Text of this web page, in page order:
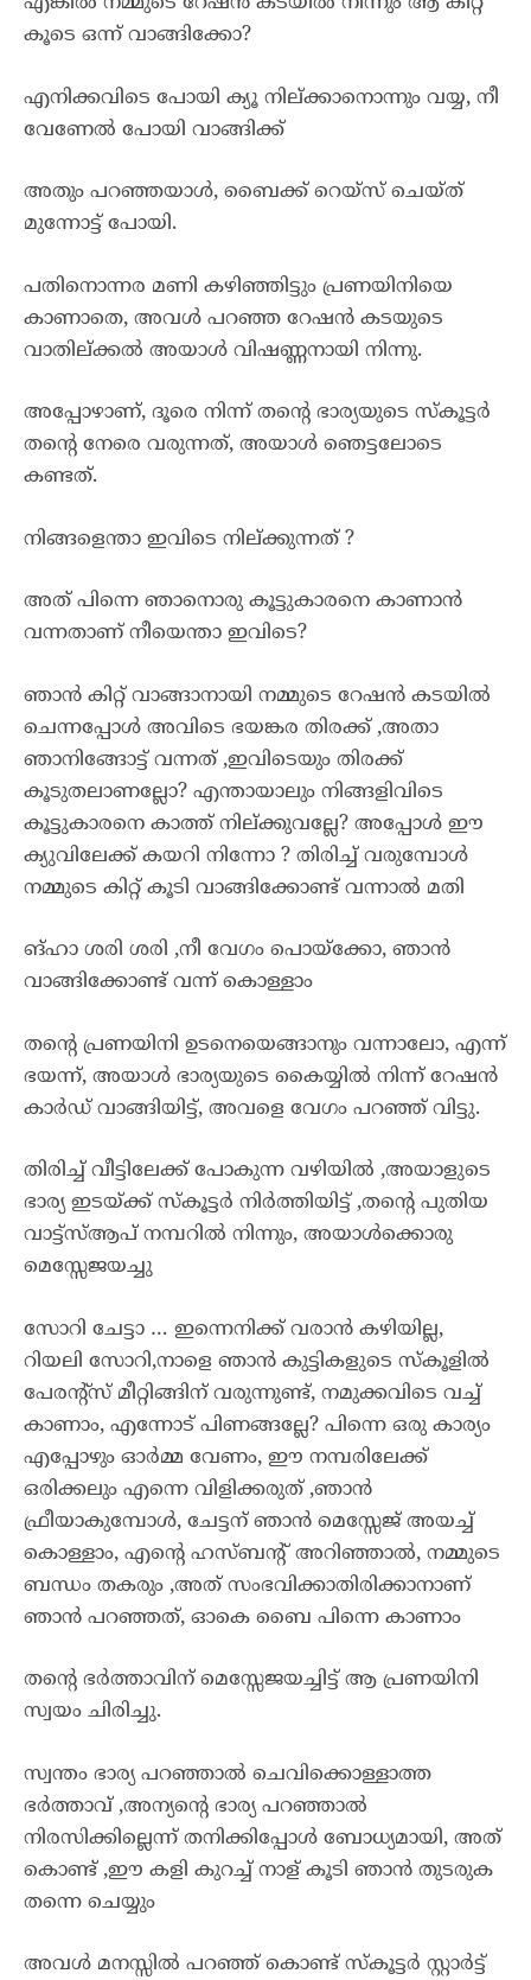
കൂടെ ഒന്ന് വാങ്ങിക്കോ?
എനിക്കവിടെ പോയി ക്യൂ നില്ക്കാനൊന്നും വയ്യ, നീ
വേണേൽ പോയി വാങ്ങിക്ക്
അതും പറഞ്ഞയാൾ, ബൈക്ക് റെയ്സ് ചെയ്ത്
മുന്നോട്ട് പോയി.
പതിനൊന്നര മണി കഴിഞ്ഞിട്ടും പ്രണയിനിയെ
കാണാതെ, അവൾ പറഞ്ഞ റേഷൻ കടയുടെ
വാതില്ക്കൽ അയാൾ വിഷണ്ണനായി നിന്നു.
അപ്പോഴാണ്, ദൂരെ നിന്ന് തൻ്റെ ഭാര്യയുടെ സ്കൂട്ടർ
തൻ്റെ നേരെ വരുന്നത്, അയാൾ ഞെട്ടലോടെ
കണ്ടത്.
നിങ്ങളെന്താ ഇവിടെ നില്ക്കുന്നത് ?
അത് പിന്നെ ഞാനൊരു കൂട്ടുകാരനെ കാണാൻ
വന്നതാണ് നീയെന്താ ഇവിടെ?
ഞാൻ കിറ്റ് വാങ്ങാനായി നമ്മുടെ റേഷൻ കടയിൽ
ചെന്നപ്പോൾ അവിടെ ഭയങ്കര തിരക്ക് ,അതാ
ഞാനിങ്ങോട്ട് വന്നത് ,ഇവിടെയും തിരക്ക്
കൂടുതലാണല്ലോ? എന്തായാലും നിങ്ങളിവിടെ
കൂട്ടുകാരനെ കാത്ത് നില്ക്കുവല്ലേ? അപ്പോൾ ഈ
ക്യുവിലേക്ക് കയറി നിന്നോ ? തിരിച്ച് വരുമ്പോൾ
നമ്മുടെ കിറ്റ് കൂടി വാങ്ങിക്കോണ്ട് വന്നാൽ മതി
ങ്ഹാ ശരി ശരി ,നീ വേഗം പൊയ്ക്കോ, ഞാൻ
വാങ്ങിക്കോണ്ട് വന്ന് കൊള്ളാം
തൻ്റെ പ്രണയിനി ഉടനെയെങ്ങാനും വന്നാലോ, എന്ന്
ഭയന്ന്, അയാൾ ഭാര്യയുടെ കൈയ്യിൽ നിന്ന് റേഷൻ
കാർഡ് വാങ്ങിയിട്ട്, അവളെ വേഗം പറഞ്ഞ് വിട്ടു.
തിരിച്ച് വീട്ടിലേക്ക് പോകുന്ന വഴിയിൽ ,അയാളുടെ
ഭാര്യ ഇടയ്ക്ക് സ്കൂട്ടർ നിർത്തിയിട്ട് ,തൻ്റെ പുതിയ
വാട്ട്സ്ആപ് നമ്പറിൽ നിന്നും, അയാൾക്കൊരു
മെസ്സേജയച്ചു
സോറി ചേട്ടാ … ഇന്നെനിക്ക് വരാൻ കഴിയില്ല,
റിയലി സോറി,നാളെ ഞാൻ കുട്ടികളുടെ സ്കൂളിൽ
പേരൻ്റ്സ് മീറ്റിങ്ങിന് വരുന്നുണ്ട്, നമുക്കവിടെ വച്ച്
കാണാം, എന്നോട് പിണങ്ങല്ലേ? പിന്നെ ഒരു കാര്യം
എപ്പോഴും ഓർമ്മ വേണം, ഈ നമ്പരിലേക്ക്
ഒരിക്കലും എന്നെ വിളിക്കരുത് ,ഞാൻ
ഫ്രീയാകുമ്പോൾ, ചേട്ടന് ഞാൻ മെസ്സേജ് അയച്ച്
കൊള്ളാം, എൻ്റെ ഹസ്ബൻ്റ് അറിഞ്ഞാൽ, നമ്മുടെ
ബന്ധം തകരും ,അത് സംഭവിക്കാതിരിക്കാനാണ്
ഞാൻ പറഞ്ഞത്, ഓകെ ബൈ പിന്നെ കാണാം
തൻ്റെ ഭർത്താവിന് മെസ്സേജയച്ചിട്ട് ആ പ്രണയിനി
സ്വയം ചിരിച്ചു.
സ്വന്തം ഭാര്യ പറഞ്ഞാൽ ചെവിക്കൊള്ളാത്ത
ഭർത്താവ് ,അന്യൻ്റെ ഭാര്യ പറഞ്ഞാൽ
നിരസിക്കില്ലെന്ന് തനിക്കിപ്പോൾ ബോധ്യമായി, അത്
കൊണ്ട് ,ഈ കളി കുറച്ച് നാള് കൂടി ഞാൻ തുടരുക
തന്നെ ചെയ്യും
അവൾ മനസ്സിൽ പറഞ്ഞ് കൊണ്ട് സ്കൂട്ടർ സ്റ്റാർട്ട്